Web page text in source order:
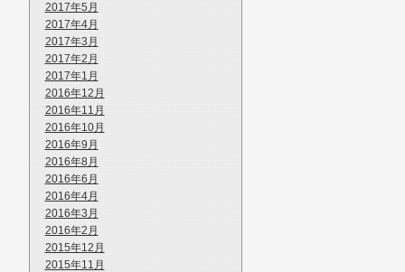
2017年5月
2017年4月
2017年3月
2017年2月
2017年1月
2016年12月
2016年11月
2016年10月
2016年9月
2016年8月
2016年6月
2016年4月
2016年3月
2016年2月
2015年12月
2015年11月